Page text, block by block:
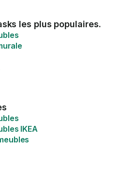
les plus populaires.
IKEA